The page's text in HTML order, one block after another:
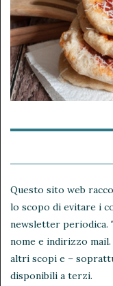
Questo sito web
lo scopo di evitare i
newsletter
nome e indirizzo
altri scopi e –
disponibili a terzi.